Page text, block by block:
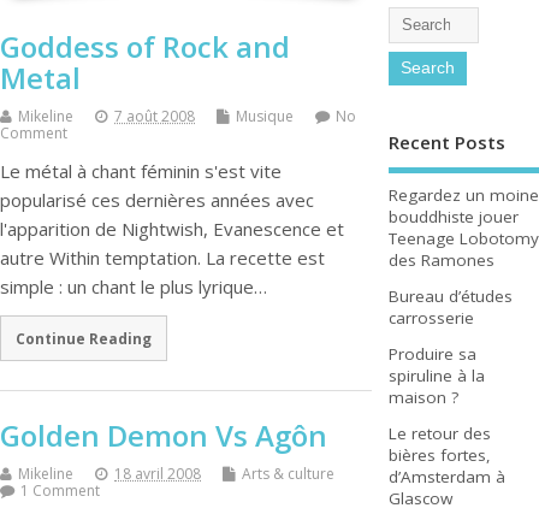
Goddess of Rock and
Metal
Mikeline 7 août 2008 Musique
No
Comment
Le métal à chant féminin s'est vite
popularisé ces dernières années avec
l'apparition de Nightwish, Evanescence et
autre Within temptation. La recette est
simple : un chant le plus lyrique…
Continue Reading
Golden Demon Vs Agôn
Mikeline 18 avril 2008
Arts & culture
1 Comment
Recent Posts
Regardez un moine
bouddhiste jouer
Teenage Lobotomy
des Ramones
Bureau d’études
carrosserie
Produire sa
spiruline à la
maison ?
Le retour des
bières fortes,
d’Amsterdam à
Glascow